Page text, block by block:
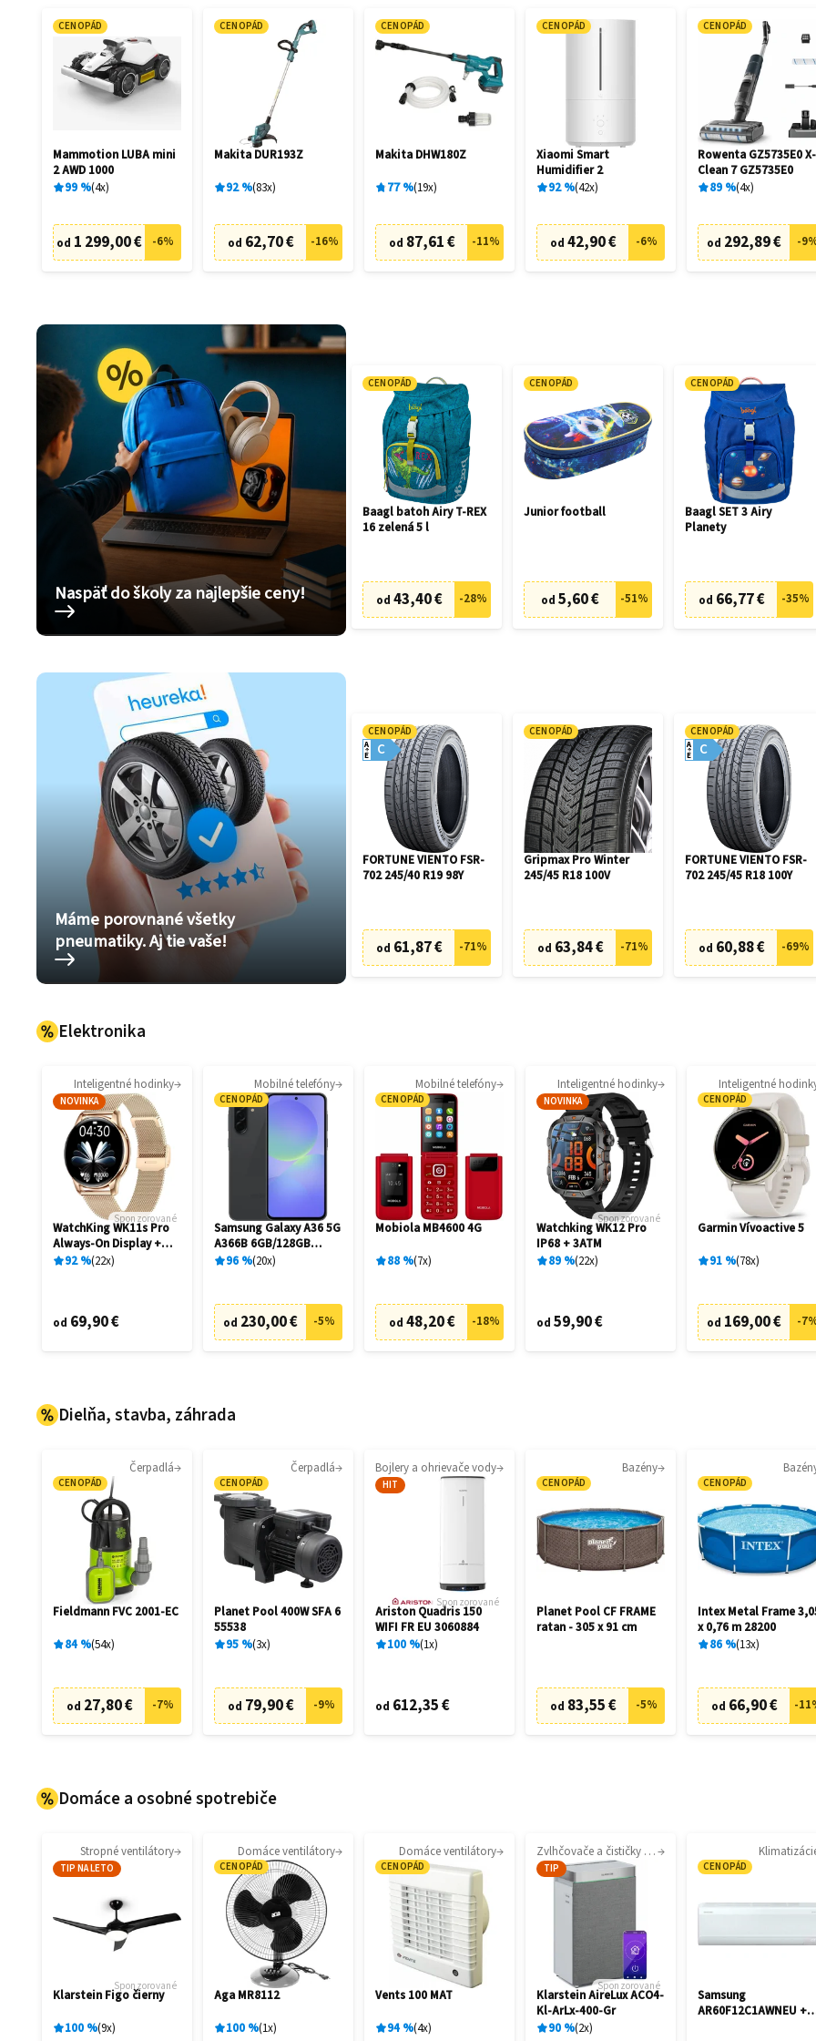
CENOPÁD
Mammotion LUBA mini
2 AWD 1000
99 % 4x
od 1 299,00 € -6%
CENOPÁD
Makita DUR193Z
92% 83x
od 62,70 € -16%
CENOPÁD
Makita DHW180Z
77% 19x
od 87,61 € -11%
CENOPÁD
Xiaomi Smart
Humidifier 2
92% 42x
od 42,90 € -6%
CENOPÁD
Rowenta GZ5735E0 X-
Clean 7 GZ5735E0
89 % 4x
od 292,89 € -9
Naspäť do školy za najlepšie ceny!
CENOPÁD
Baagl batoh Airy T-REX
16 zelená 5 l
od 43,40 € -28%
CENOPÁD
Junior football
od 5,60 € -51%
CENOPÁD
Baagl SET 3 Airy
Planety
od 66,77 € -35%
Máme porovnané všetky
pneumatiky. Aj tie vaše!
CENOPÁD
C
A
E
FORTUNE VIENTO FSR-
702 245/40 R19 98Y
od 61,87 € -71%
CENOPÁD
Gripmax Pro Winter
245/45 R18 100V
od 63,84 € -71%
CENOPÁD
C
A
E
FORTUNE VIENTO FSR-
702 245/45 R18 100Y
od 60,88 € -69%
Elektronika
Inteligentné hodinky
NOVINKA
Sponzorované
WatchKing WK11s Pro
Always-On Display +
Extra remienok
92% 22x
od 69,90 €
Mobilné telefóny
CENOPÁD
Samsung Galaxy A36 5G
A366B 6GB/128GB
Awesome Black
96 % 20x
od 230,00 € -5%
Mobilné telefóny
CENOPÁD
Mobiola MB4600 4G
88 % 7x
od 48,20 € -18%
Inteligentné hodinky
NOVINKA
Sponzorované
Watchking WK12 Pro
IP68 + 3ATM
89 % 22x
od 59,90 €
Inteligentné
CENOPÁD
Garmin Vívoactive 5
91 % 78x
od 169,00 € -7
Dielňa, stavba, záhrada
Čerpadlá
CENOPÁD
Fieldmann FVC 2001-EC
84% 54x
od 27,80 € -7%
Čerpadlá
CENOPÁD
Planet Pool 400W SFA 6
55538
95 % 3x
od 79,90 € -9%
Bojlery a ohrievače vody
HIT
Sponzorované
Ariston Quadris 150
WIFI FR EU 3060884
100 % 1x
od 612,35 €
Bazény
CENOPÁD
Planet Pool CF FRAME
ratan - 305 x 91 cm
od 83,55 € -5%
CENOPÁD
Intex Metal Frame
x 0,76 m 28200
86 % 13x
od 66,90 € -11
Domáce a osobné spotrebiče
Stropné ventilátory
TIP NA LETO
Sponzorované
Klarstein Figo čierny
100 % 9x
Domáce ventilátory
CENOPÁD
Aga MR8112
100 % 1x
Domáce ventilátory
CENOPÁD
Vents 100 MAT
94% 4x
Zvlhčovače a čističky vzduchu
TIP
Sponzorované
Klarstein AireLux ACO4-
Kl-ArLx-400-Gr
90 % 2x
CENOPÁD
Samsung
AR60F12C1AWNEU +